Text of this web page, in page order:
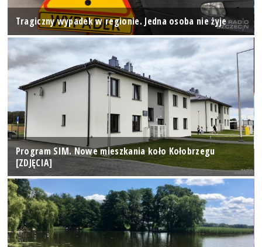
Tragiczny wypadek w regionie. Jedna osoba nie żyje
Program SIM. Nowe mieszkania koło Kołobrzegu
[ZDJĘCIA]